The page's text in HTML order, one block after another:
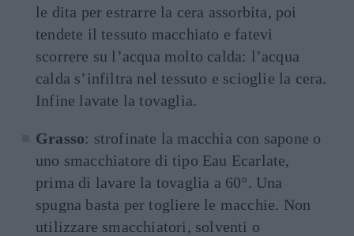
le dita per estrarre la cera assorbita, poi
tendete il tessuto macchiato e fatevi
scorrere su l’acqua molto calda: l’acqua
calda s’infiltra nel tessuto e scioglie la cera.
Infine lavate la tovaglia.
Grasso: strofinate la macchia con sapone o
uno smacchiatore di tipo Eau Ecarlate,
prima di lavare la tovaglia a 60°. Una
spugna basta per togliere le macchie. Non
utilizzare smacchiatori, solventi o